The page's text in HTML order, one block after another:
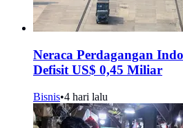
Neraca Perdagangan
Defisit US$ 0,45 Miliar
Bisnis•4 hari lalu